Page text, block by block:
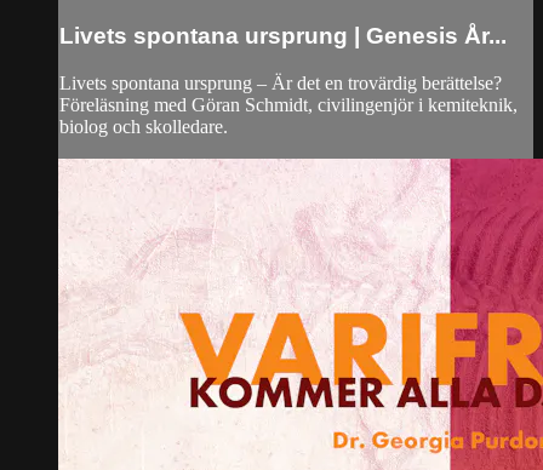
Livets spontana ursprung | Genesis År...
Livets spontana ursprung – Är det en trovärdig berättelse?
Föreläsning med Göran Schmidt, civilingenjör i kemiteknik,
biolog och skolledare.